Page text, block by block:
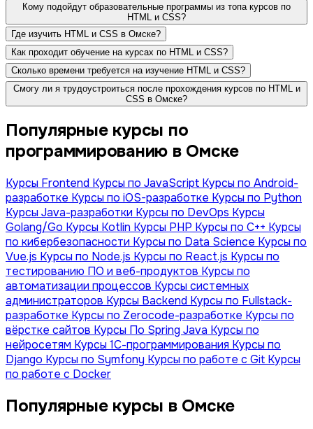
Кому подойдут образовательные программы из топа курсов по
HTML и CSS?
Где изучить HTML и CSS в Омске?
Как проходит обучение на курсах по HTML и CSS?
Сколько времени требуется на изучение HTML и CSS?
Смогу ли я трудоустроиться после прохождения курсов по HTML и
CSS в Омске?
Популярные курсы по
программированию в Омске
Курсы Frontend Курсы по JavaScript Курсы по Android-
разработке Курсы по iOS-разработке Курсы по Python
Курсы Java-разработки Курсы по DevOps Курсы
Golang/Go Курсы Kotlin Курсы PHP Курсы по С++ Курсы
по кибербезопасности Курсы по Data Science Курсы по
Vue.js Курсы по Node.js Курсы по React.js Курсы по
тестированию ПО и веб-продуктов Курсы по
автоматизации процессов Курсы системных
администраторов Курсы Backend Курсы по Fullstack-
разработке Курсы по Zerocode-разработке Курсы по
вёрстке сайтов Курсы По Spring Java Курсы по
нейросетям Курсы 1С-программирования Курсы по
Django Курсы по Symfony Курсы по работе с Git Курсы
по работе с Docker
Популярные курсы в Омске